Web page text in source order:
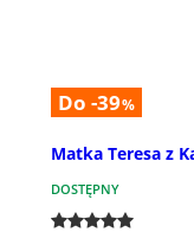
Do -39%
Matka Teresa z
DOSTĘPNY